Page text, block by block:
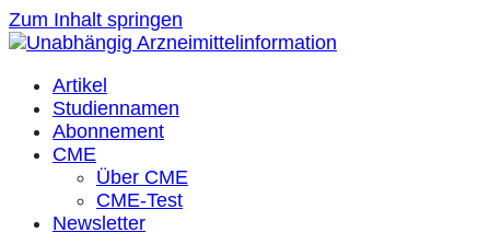
Zum Inhalt springen
Artikel
Studiennamen
Abonnement
CME
Über CME
CME-Test
Newsletter